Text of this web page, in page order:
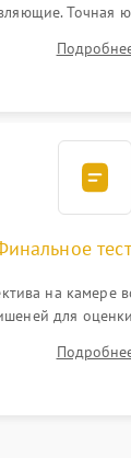
Точная
механическим
бэк
на камере
для
отсутствия
закрытых